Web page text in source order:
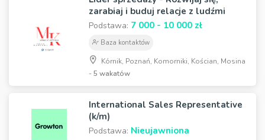
zarabiaj i buduj relacje z ludźmi
Podstawa: 7 000 - 10 000 zł
Baza kontaktów
Kórnik, Poznań, Komorniki, Kościan, Mosina
-5 wakatów
International Sales Representative
(k/m)
Podstawa: Nieujawniona